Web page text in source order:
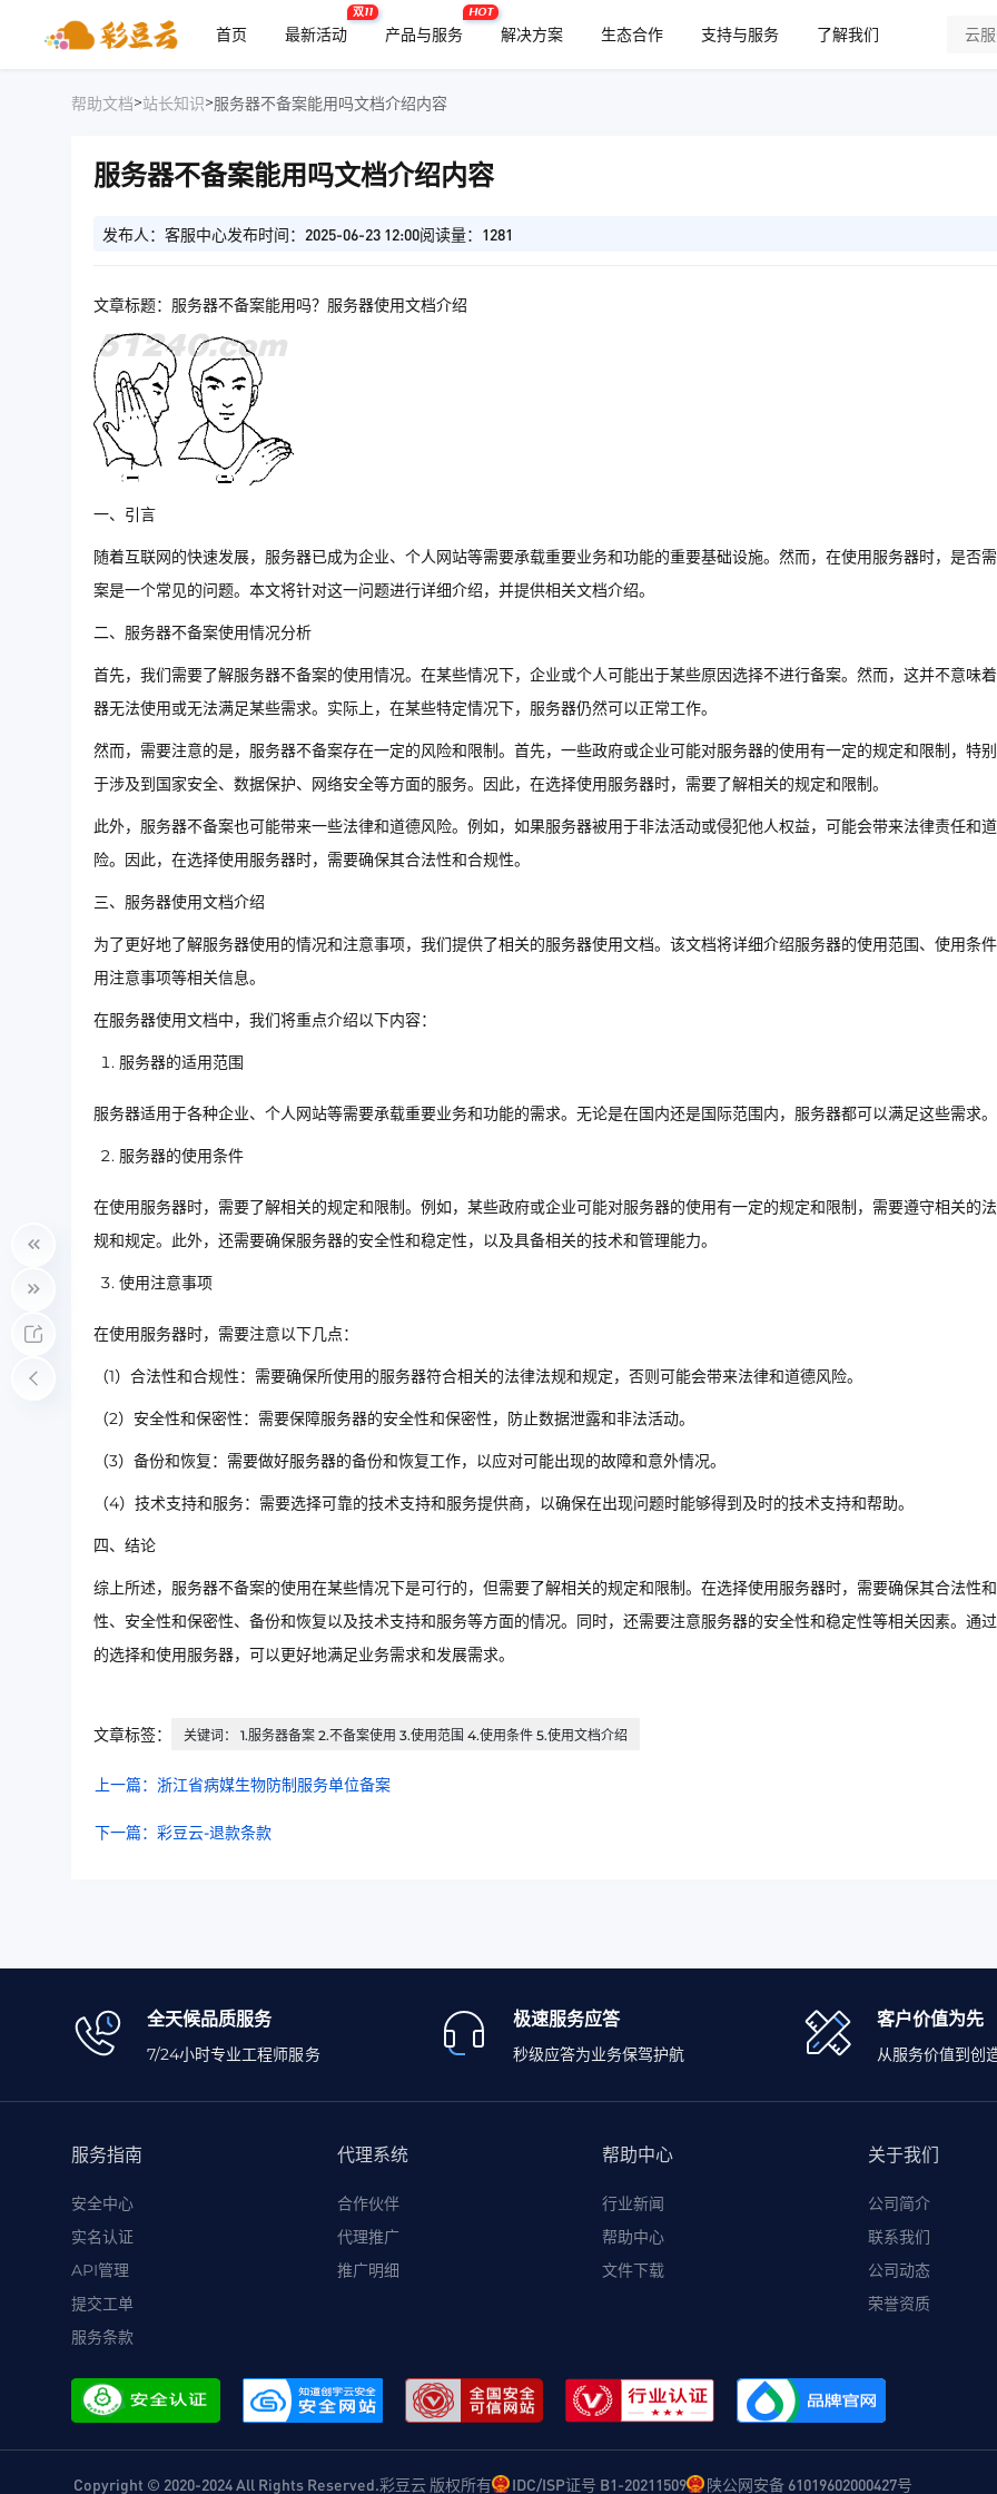
首页 最新活动
双11
产品与服务
HOT
解决方案 生态合作 支持与服务 了解我们
帮助文档>站长知识>服务器不备案能用吗文档介绍内容
服务器不备案能用吗文档介绍内容
发布人：客服中心发布时间：2025-06-23 12:00阅读量：1281
文章标题：服务器不备案能用吗？服务器使用文档介绍
一、引言
随着互联网的快速发展，服务器已成为企业、个人网站等需要承载重要业务和功能的重要基础设施。然而，在使用服务器时，是否
案是一个常见的问题。本文将针对这一问题进行详细介绍，并提供相关文档介绍。
二、服务器不备案使用情况分析
首先，我们需要了解服务器不备案的使用情况。在某些情况下，企业或个人可能出于某些原因选择不进行备案。然而，这并不意味
器无法使用或无法满足某些需求。实际上，在某些特定情况下，服务器仍然可以正常工作。
然而，需要注意的是，服务器不备案存在一定的风险和限制。首先，一些政府或企业可能对服务器的使用有一定的规定和限制，特
于涉及到国家安全、数据保护、网络安全等方面的服务。因此，在选择使用服务器时，需要了解相关的规定和限制。
此外，服务器不备案也可能带来一些法律和道德风险。例如，如果服务器被用于非法活动或侵犯他人权益，可能会带来法律责任和
险。因此，在选择使用服务器时，需要确保其合法性和合规性。
三、服务器使用文档介绍
为了更好地了解服务器使用的情况和注意事项，我们提供了相关的服务器使用文档。该文档将详细介绍服务器的使用范围、使用条
用注意事项等相关信息。
在服务器使用文档中，我们将重点介绍以下内容：
服务器的适用范围
服务器适用于各种企业、个人网站等需要承载重要业务和功能的需求。无论是在国内还是国际范围内，服务器都可以满足这些需求。
服务器的使用条件
在使用服务器时，需要了解相关的规定和限制。例如，某些政府或企业可能对服务器的使用有一定的规定和限制，需要遵守相关的
规和规定。此外，还需要确保服务器的安全性和稳定性，以及具备相关的技术和管理能力。
使用注意事项
在使用服务器时，需要注意以下几点：
（1）合法性和合规性：需要确保所使用的服务器符合相关的法律法规和规定，否则可能会带来法律和道德风险。
（2）安全性和保密性：需要保障服务器的安全性和保密性，防止数据泄露和非法活动。
（3）备份和恢复：需要做好服务器的备份和恢复工作，以应对可能出现的故障和意外情况。
（4）技术支持和服务：需要选择可靠的技术支持和服务提供商，以确保在出现问题时能够得到及时的技术支持和帮助。
四、结论
综上所述，服务器不备案的使用在某些情况下是可行的，但需要了解相关的规定和限制。在选择使用服务器时，需要确保其合法性
性、安全性和保密性、备份和恢复以及技术支持和服务等方面的情况。同时，还需要注意服务器的安全性和稳定性等相关因素。通
的选择和使用服务器，可以更好地满足业务需求和发展需求。
文章标签： 关键词： 1.服务器备案 2.不备案使用 3.使用范围 4.使用条件 5.使用文档介绍
上一篇：浙江省病媒生物防制服务单位备案
下一篇：彩豆云-退款条款
全天候品质服务
7/24小时专业工程师服务
极速服务应答
秒级应答为业务保驾护航
客户价值为先
从服务价值到创
服务指南
安全中心
实名认证
API管理
提交工单
服务条款
代理系统
合作伙伴
代理推广
推广明细
帮助中心
行业新闻
帮助中心
文件下载
关于我们
公司简介
联系我们
公司动态
荣誉资质
Copyright © 2020-2024 All Rights Reserved.彩豆云 版权所有 IDC/ISP证号 B1-20211509 陕公网安备 61019602000427号